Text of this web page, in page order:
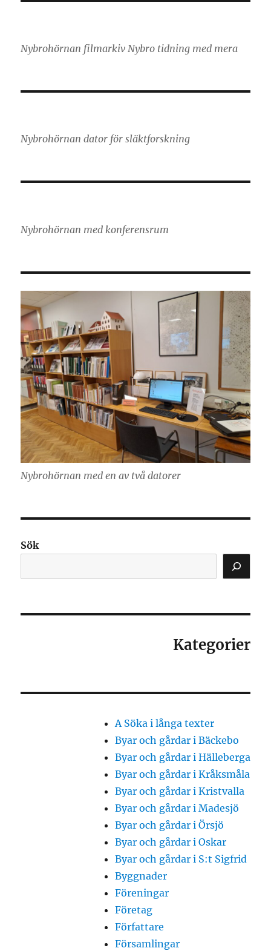
Nybrohörnan filmarkiv Nybro tidning med mera
Nybrohörnan dator för släktforskning
Nybrohörnan med konferensrum
Nybrohörnan med en av två datorer
Sök
Kategorier
A Söka i långa texter
Byar och gårdar i Bäckebo
Byar och gårdar i Hälleberga
Byar och gårdar i Kråksmåla
Byar och gårdar i Kristvalla
Byar och gårdar i Madesjö
Byar och gårdar i Örsjö
Byar och gårdar i Oskar
Byar och gårdar i S:t Sigfrid
Byggnader
Föreningar
Företag
Författare
Församlingar